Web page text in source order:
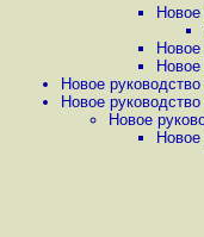
Новое
Новое
Новое